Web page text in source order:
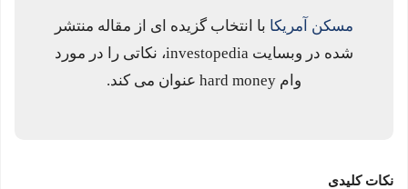
مسکن آمریکا با انتخاب گزیده ای از مقاله منتشر
شده در وبسایت investopedia، نکاتی را در مورد
وام hard money عنوان می کند.
نکات کلیدی